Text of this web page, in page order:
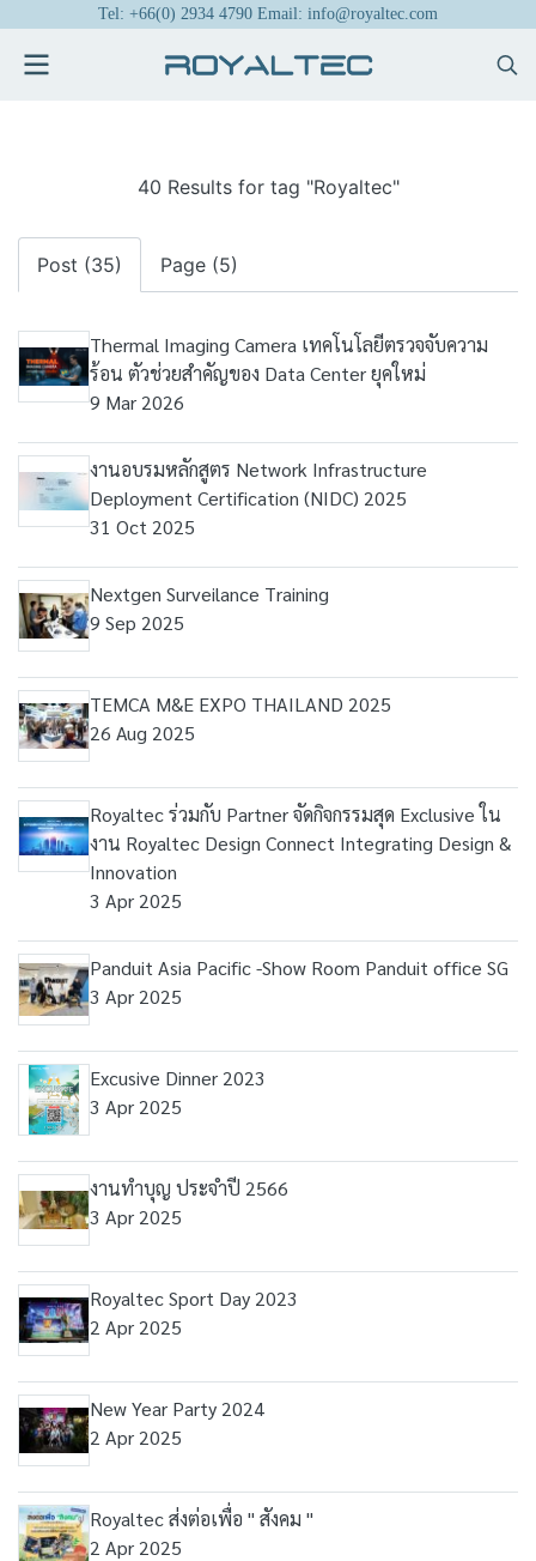
Tel: +66(0) 2934 4790 Email: info@royaltec.com
40 Results for tag "Royaltec"
Post (35) Page (5)
Thermal Imaging Camera เทคโนโลยีตรวจจับความ
ร้อน ตัวช่วยสำคัญของ Data Center ยุคใหม่
9 Mar 2026
งานอบรมหลักสูตร Network Infrastructure
Deployment Certification (NIDC) 2025
31 Oct 2025
Nextgen Surveilance Training
9 Sep 2025
TEMCA M&E EXPO THAILAND 2025
26 Aug 2025
Royaltec ร่วมกับ Partner จัดกิจกรรมสุด Exclusive ใน
งาน Royaltec Design Connect Integrating Design &
Innovation
3 Apr 2025
Panduit Asia Pacific -Show Room Panduit office SG
3 Apr 2025
Excusive Dinner 2023
3 Apr 2025
งานทำบุญ ประจำปี 2566
3 Apr 2025
Royaltec Sport Day 2023
2 Apr 2025
New Year Party 2024
2 Apr 2025
Royaltec ส่งต่อเพื่อ " สังคม "
2 Apr 2025